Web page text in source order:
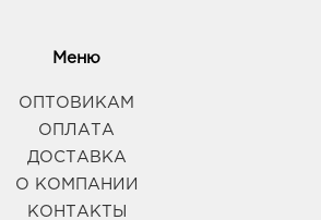
Меню
ОПТОВИКАМ
ОПЛАТА
ДОСТАВКА
О КОМПАНИИ
КОНТАКТЫ